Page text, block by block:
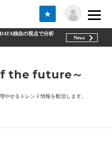
★
独自の視点で分析
News
the future～
やせるトレンド情報を配信します。